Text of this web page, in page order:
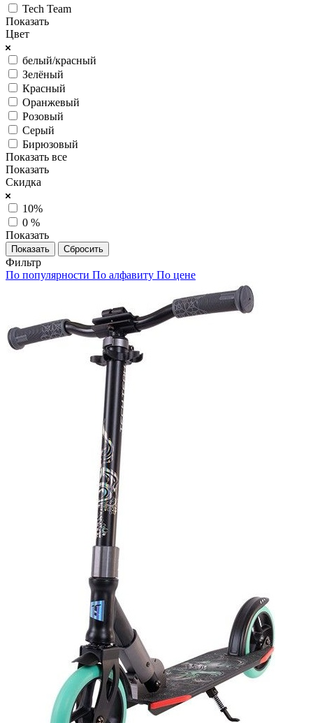
Tech Team
Показать
Цвет
белый/красный
Зелёный
Красный
Оранжевый
Розовый
Серый
Бирюзовый
Показать все
Показать
Скидка
10%
0 %
Показать
Сбросить
Фильтр
По популярности По алфавиту По цене